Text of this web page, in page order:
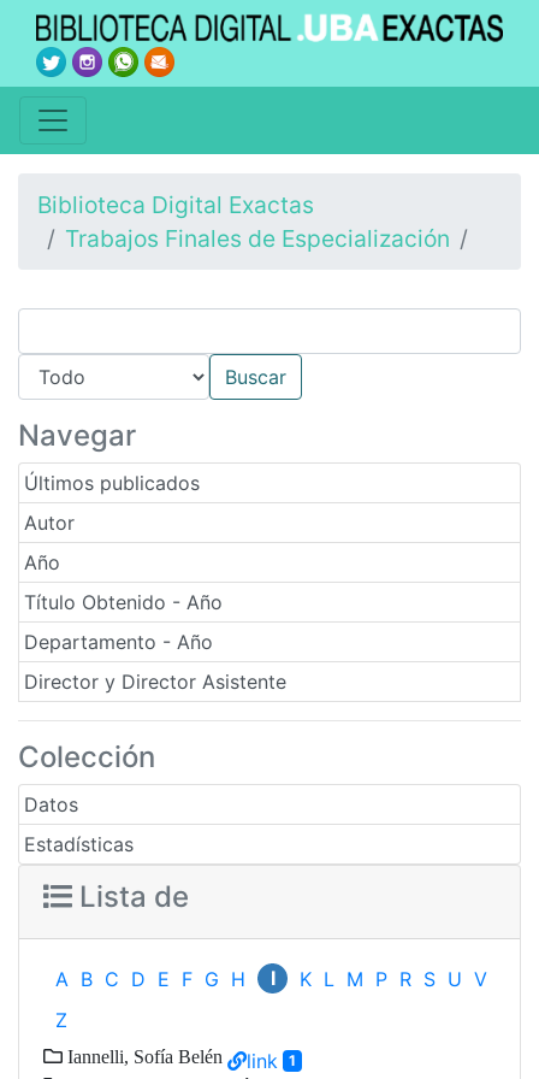
Biblioteca Digital Exactas
Trabajos Finales de Especialización
Navegar
Últimos publicados
Autor
Año
Título Obtenido - Año
Departamento - Año
Director y Director Asistente
Colección
Datos
Estadísticas
Lista de
A B C D E F G H I K L M P R S U V
Z
Iannelli, Sofía Belén link 1